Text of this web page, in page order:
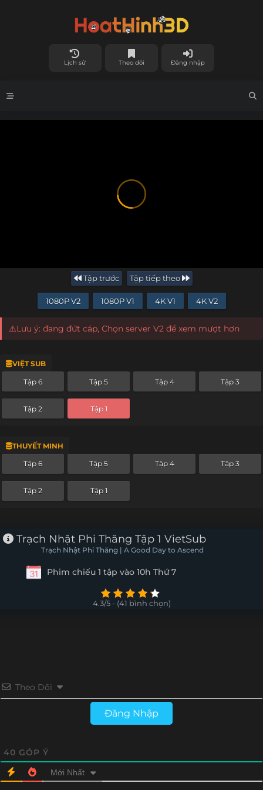
Lịch sử Theo dõi Đăng nhập
Tập trước Tập tiếp theo
1080P V2 1080P V1 4K V1 4K V2
⚠️Lưu ý: đang đứt cáp, Chọn server V2 để xem mượt hơn
VIỆT SUB
Tập 6 Tập 5 Tập 4 Tập 3
Tập 2 Tập 1
THUYẾT MINH
Tập 6 Tập 5 Tập 4 Tập 3
Tập 2 Tập 1
Trạch Nhật Phi Thăng Tập 1 VietSub
Trạch Nhật Phi Thăng | A Good Day to Ascend
Phim chiếu 1 tập vào 10h Thứ 7
4.3/5 - (41 bình chọn)
Theo Dõi
Đăng Nhập
40 GÓP Ý
Mới Nhất